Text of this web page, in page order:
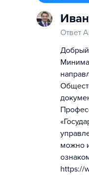
Ответ
Добрый
можно
https://